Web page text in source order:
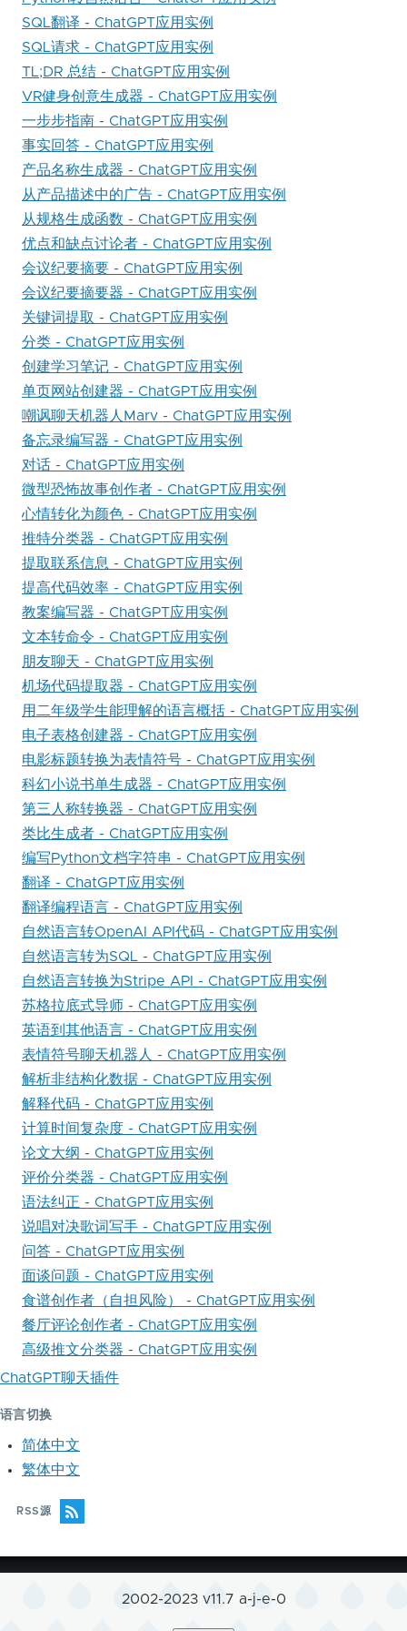
SQL翻译 - ChatGPT应用实例
SQL请求 - ChatGPT应用实例
TL;DR 总结 - ChatGPT应用实例
VR健身创意生成器 - ChatGPT应用实例
一步步指南 - ChatGPT应用实例
事实回答 - ChatGPT应用实例
产品名称生成器 - ChatGPT应用实例
从产品描述中的广告 - ChatGPT应用实例
从规格生成函数 - ChatGPT应用实例
优点和缺点讨论者 - ChatGPT应用实例
会议纪要摘要 - ChatGPT应用实例
会议纪要摘要器 - ChatGPT应用实例
关键词提取 - ChatGPT应用实例
分类 - ChatGPT应用实例
创建学习笔记 - ChatGPT应用实例
单页网站创建器 - ChatGPT应用实例
嘲讽聊天机器人Marv - ChatGPT应用实例
备忘录编写器 - ChatGPT应用实例
对话 - ChatGPT应用实例
微型恐怖故事创作者 - ChatGPT应用实例
心情转化为颜色 - ChatGPT应用实例
推特分类器 - ChatGPT应用实例
提取联系信息 - ChatGPT应用实例
提高代码效率 - ChatGPT应用实例
教案编写器 - ChatGPT应用实例
文本转命令 - ChatGPT应用实例
朋友聊天 - ChatGPT应用实例
机场代码提取器 - ChatGPT应用实例
用二年级学生能理解的语言概括 - ChatGPT应用实例
电子表格创建器 - ChatGPT应用实例
电影标题转换为表情符号 - ChatGPT应用实例
科幻小说书单生成器 - ChatGPT应用实例
第三人称转换器 - ChatGPT应用实例
类比生成者 - ChatGPT应用实例
编写Python文档字符串 - ChatGPT应用实例
翻译 - ChatGPT应用实例
翻译编程语言 - ChatGPT应用实例
自然语言转OpenAI API代码 - ChatGPT应用实例
自然语言转为SQL - ChatGPT应用实例
自然语言转换为Stripe API - ChatGPT应用实例
苏格拉底式导师 - ChatGPT应用实例
英语到其他语言 - ChatGPT应用实例
表情符号聊天机器人 - ChatGPT应用实例
解析非结构化数据 - ChatGPT应用实例
解释代码 - ChatGPT应用实例
计算时间复杂度 - ChatGPT应用实例
论文大纲 - ChatGPT应用实例
评价分类器 - ChatGPT应用实例
语法纠正 - ChatGPT应用实例
说唱对决歌词写手 - ChatGPT应用实例
问答 - ChatGPT应用实例
面谈问题 - ChatGPT应用实例
食谱创作者（自担风险） - ChatGPT应用实例
餐厅评论创作者 - ChatGPT应用实例
高级推文分类器 - ChatGPT应用实例
ChatGPT聊天插件
语言切换
简体中文
繁体中文
RSS源
2002-2023 v11.7 a-j-e-0